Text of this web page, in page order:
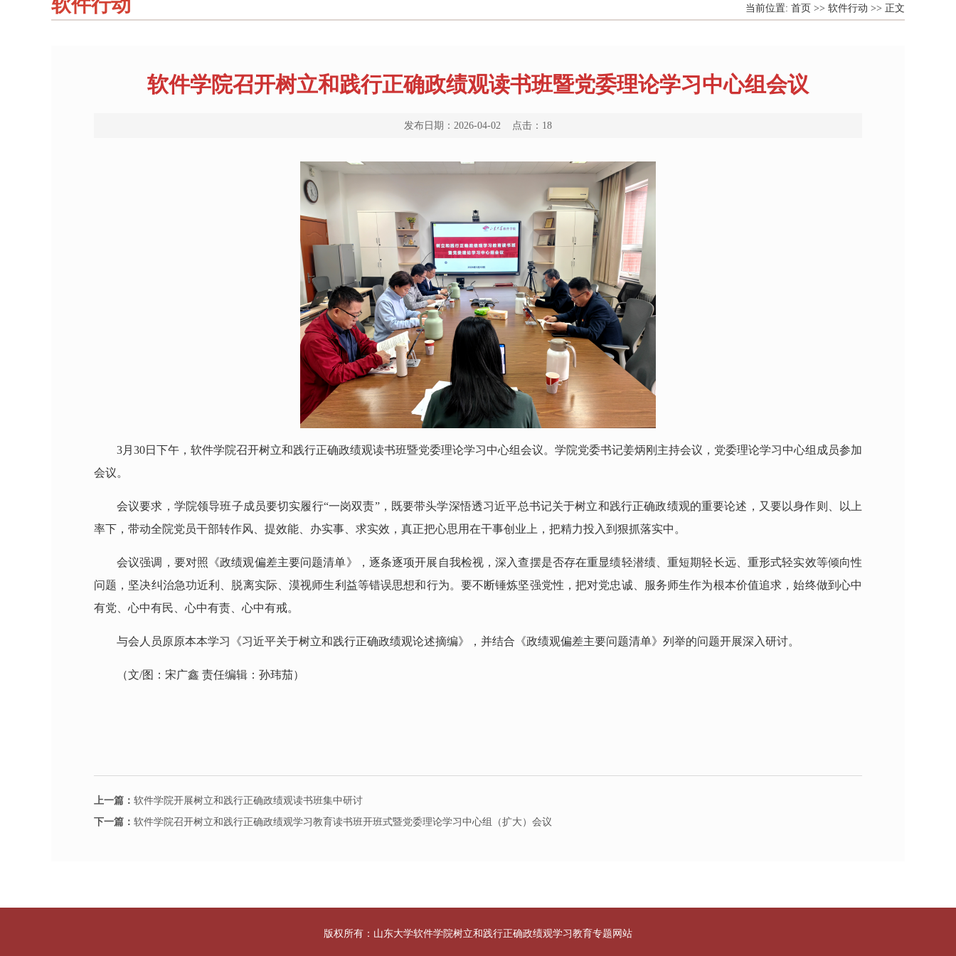
软件行动 当前位置: 首页 >> 软件行动 >> 正文
软件学院召开树立和践行正确政绩观读书班暨党委理论学习中心组会议
发布日期：2026-04-02 点击： 18
3月30日下午，软件学院召开树立和践行正确政绩观读书班暨党委理论学习中心组会议。学院党委书记姜炳刚主持会议，党委理论学习中心组成员参加
会议。
会议要求，学院领导班子成员要切实履行“一岗双责”，既要带头学深悟透习近平总书记关于树立和践行正确政绩观的重要论述，又要以身作则、以上
率下，带动全院党员干部转作风、提效能、办实事、求实效，真正把心思用在干事创业上，把精力投入到狠抓落实中。
会议强调，要对照《政绩观偏差主要问题清单》，逐条逐项开展自我检视，深入查摆是否存在重显绩轻潜绩、重短期轻长远、重形式轻实效等倾向性
问题，坚决纠治急功近利、脱离实际、漠视师生利益等错误思想和行为。要不断锤炼坚强党性，把对党忠诚、服务师生作为根本价值追求，始终做到心中
有党、心中有民、心中有责、心中有戒。
与会人员原原本本学习《习近平关于树立和践行正确政绩观论述摘编》，并结合《政绩观偏差主要问题清单》列举的问题开展深入研讨。
（文/图：宋广鑫 责任编辑：孙玮茄）
上一篇： 软件学院开展树立和践行正确政绩观读书班集中研讨
下一篇： 软件学院召开树立和践行正确政绩观学习教育读书班开班式暨党委理论学习中心组（扩大）会议
版权所有：山东大学软件学院树立和践行正确政绩观学习教育专题网站